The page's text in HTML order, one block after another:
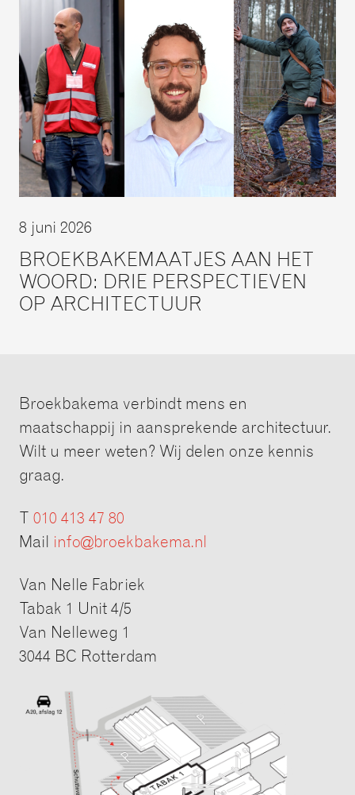
8 juni 2026
BROEKBAKEMAATJES AAN HET
WOORD: DRIE PERSPECTIEVEN
OP ARCHITECTUUR
Broekbakema verbindt mens en
maatschappij in aansprekende architectuur.
Wilt u meer weten? Wij delen onze kennis
graag.
010 413 47 80
Mail info@broekbakema.nl
Van Nelle Fabriek
Tabak 1 Unit 4/5
Van Nelleweg 1
3044 BC Rotterdam